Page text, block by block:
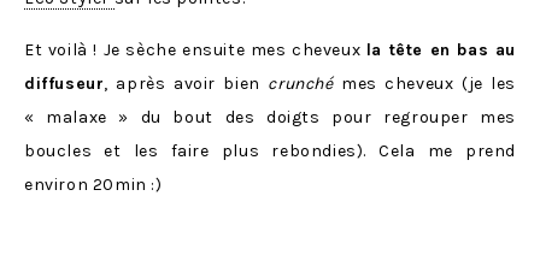
Et voilà ! Je sèche ensuite mes cheveux la tête en bas au
diffuseur, après avoir bien crunchémes cheveux (je les
« malaxe » du bout des doigts pour regrouper mes
boucles et les faire plus rebondies). Cela me prend
environ 20min :)